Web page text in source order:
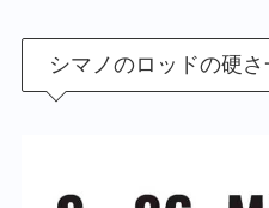
シマノのロッドの硬さ